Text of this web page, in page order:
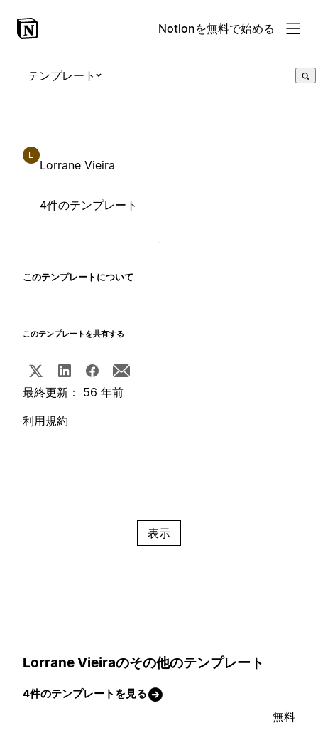
Notionを無料で始める
テンプレート
L
Lorrane Vieira
4件のテンプレート
このテンプレートについて
このテンプレートを共有する
最終更新： 56 年前
利用規約
表示
Lorrane Vieiraのその他のテンプレート
4件のテンプレートを見る
無料